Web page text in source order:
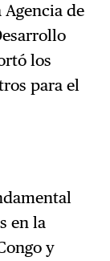
de
los
para el
en la
y